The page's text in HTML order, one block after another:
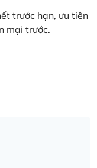
trước hạn, ưu tiên
mại trước.